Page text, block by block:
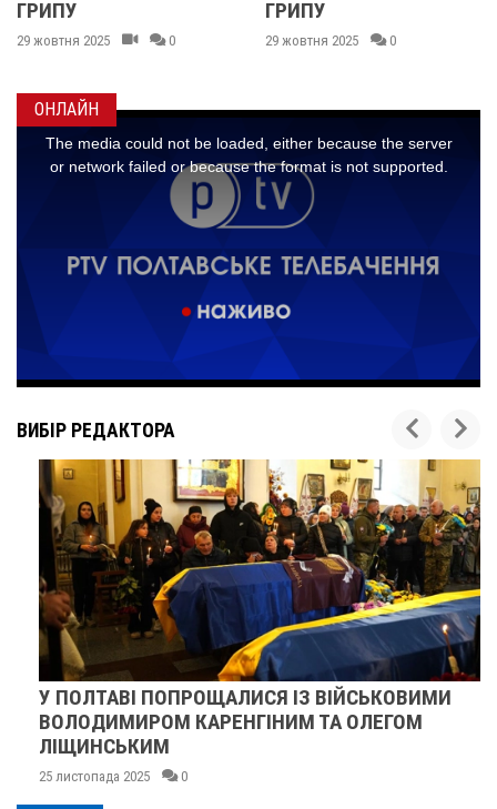
0 29 жовтня 2025 0
ОНЛАЙН
ВИБІР РЕДАКТОРА
У ПОЛТАВІ ПОПРОЩАЛИСЯ ІЗ ВІЙСЬКОВИМИ
ВОЛОДИМИРОМ КАРЕНГІНИМ ТА ОЛЕГОМ
ЛІЩИНСЬКИМ
25 листопада 2025 0